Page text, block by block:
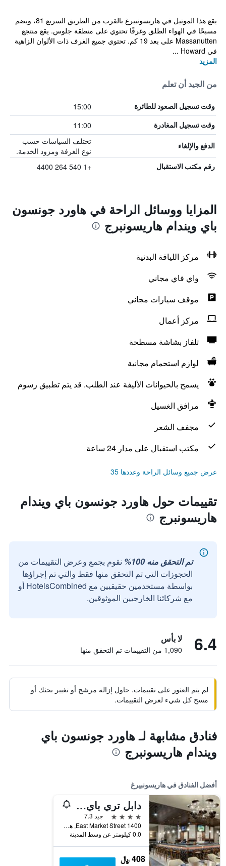
يقع هذا الموتيل في هاريسونبيرغ بالقرب من الطريق السريع 81، ويضم
مسبحًا في الهواء الطلق وغرفًا تحتوي على منطقة جلوس. يقع منتجع
Massanutten على بعد 19 كم. تحتوي جميع الغرف ذات الألوان الزاهية
في Howard ...
المزيد
من الجيد أن تعلم
وقت تسجيل الصعود للطائرة 15:00
وقت تسجيل المغادرة 11:00
الدفع والإلغاء
تختلف السياسات حسب
نوع الغرفة ومزود الخدمة.
رقم مكتب الاستقبال +1 540 264 4400
المزايا ووسائل الراحة في هاورد جونسون
باي ويندام هاريسونبرج
مركز اللياقة البدنية
واي فاي مجاني
موقف سيارات مجاني
مركز أعمال
تلفاز بشاشة مسطحة
لوازم استحمام مجانية
يسمح بالحيوانات الأليفة عند الطلب. قد يتم تطبيق رسوم
مرافق الغسيل
مجفف الشعر
مكتب استقبال على مدار 24 ساعة
عرض جميع وسائل الراحة وعددها 35
تقييمات حول هاورد جونسون باي ويندام
هاريسونبرج
تم التحقق منه 100%
نقوم بجمع وعرض التقييمات من
الحجوزات التي تم التحقق منها فقط والتي تم إجراؤها
بواسطة مستخدمين حقيقيين مع HotelsCombined أو
مع شركائنا الخارجيين الموثوقين.
6.4 لا بأس
1,090 من التقييمات تم التحقق منها
لم يتم العثور على تقييمات. حاول إزالة مرشح أو تغيير بحثك أو
مسح كل شيء لعرض التقييمات.
فنادق مشابهة لـ هاورد جونسون باي
ويندام هاريسونبرج
أفضل الفنادق في هاريسونبيرغ
دابل تري باي هيلتون هاريسون بيرغ
4 نجوم
جيد 7.3
1400 East Market Street, هاريسونبيرغ, VA, الولايات المتحدة الأميريكية
0.0 كيلومتر عن وسط المدينة
408 ﷼